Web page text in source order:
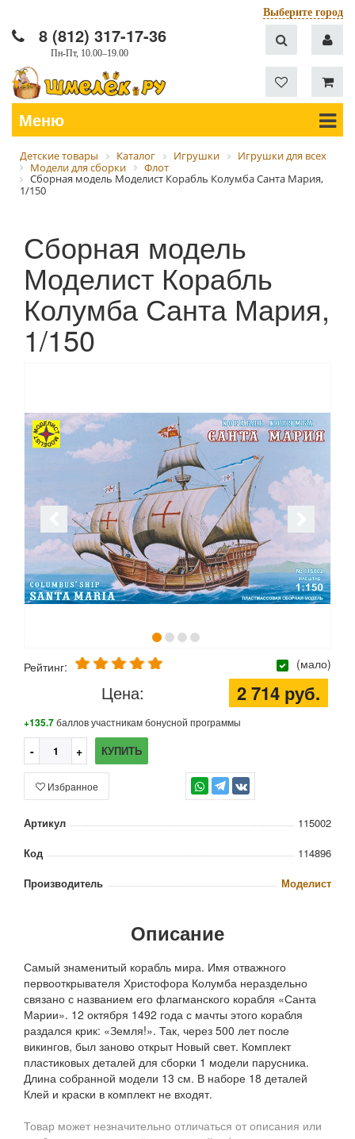
Выберите город
8 (812) 317-17-36
Пн-Пт, 10.00–19.00
Меню
Детские товары Каталог Игрушки
Игрушки для всех
Модели для сборки
Флот
Сборная модель Моделист Корабль Колумба Санта Мария,
1/150
Сборная модель
Моделист Корабль
Колумба Санта Мария,
1/150
Рейтинг: (мало)
Цена: 2 714 руб.
+135.7баллов участникам бонусной программы
КУПИТЬ
TG
Избранное
Артикул
115002
Код
114896
Производитель
Моделист
Описание
Самый знаменитый корабль мира. Имя отважного
первооткрывателя Христофора Колумба нераздельно
связано с названием его флагманского корабля «Санта
Марии». 12 октября 1492 года с мачты этого корабля
раздался крик: «Земля!». Так, через 500 лет после
викингов, был заново открыт Новый свет. Комплект
пластиковых деталей для сборки 1 модели парусника.
Длина собранной модели 13 см. В наборе 18 деталей
Клей и краски в комплект не входят.
Товар может незначительно отличаться от описания или